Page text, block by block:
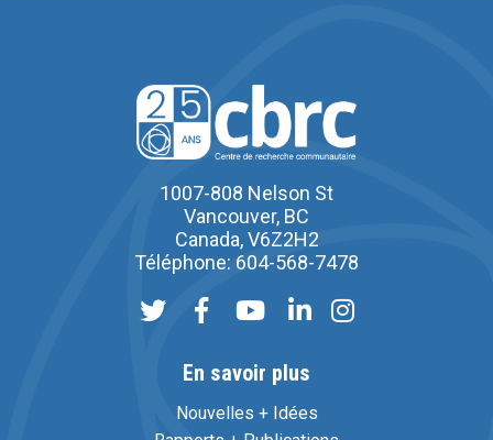
1007-808 Nelson St
Vancouver, BC
Canada, V6Z2H2
Téléphone: 604-568-7478
En savoir plus
Nouvelles + Idées